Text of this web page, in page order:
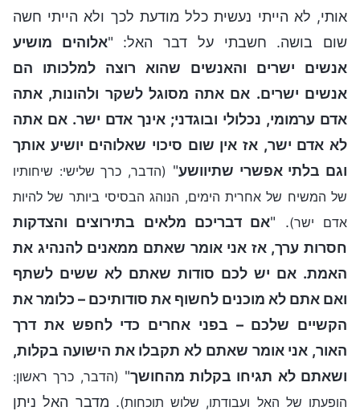
אותי, לא הייתי נעשית כלל מודעת לכך ולא הייתי חשה
שום בושה. חשבתי על דבר האל: "אלוהים מושיע
אנשים ישרים והאנשים שהוא רוצה למלכותו הם
אנשים ישרים. אם אתה מסוגל לשקר ולהונות, אתה
אדם ערמומי, נכלולי ובוגדני; אינך אדם ישר. אם אתה
לא אדם ישר, אז אין שום סיכוי שאלוהים יושיע אותך
וגם בלתי אפשרי שתיוושע" (הדבר, כרך שלישי: שיחותיו
של המשיח של אחרית הימים, הנוהג הבסיסי ביותר של להיות
אדם ישר). "אם דבריכם מלאים בתירוצים והצדקות
חסרות ערך, אז אני אומר שאתם ממאנים להנהיג את
האמת. אם יש לכם סודות שאתם לא ששים לשתף
ואם אתם לא מוכנים לחשוף את סודותיכם – כלומר את
הקשיים שלכם – בפני אחרים כדי לחפש את דרך
האור, אני אומר שאתם לא תקבלו את הישועה בקלות,
ושאתם לא תגיחו בקלות מהחושך" (הדבר, כרך ראשון:
הופעתו של האל ועבודתו, שלוש תוכחות). מדבר האל ניתן